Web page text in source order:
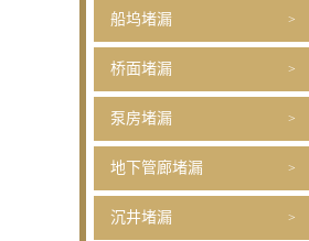
船坞堵漏
桥面堵漏
泵房堵漏
地下管廊堵漏
沉井堵漏